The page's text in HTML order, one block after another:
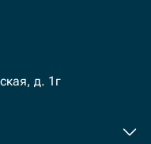
д. 1г